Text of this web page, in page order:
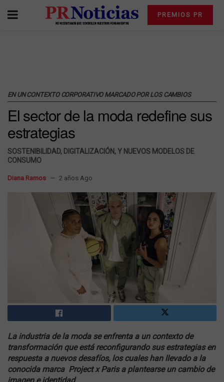
PREMIOS PR
EN UN CONTEXTO CORPORATIVO MARCADO POR LOS CAMBIOS
El sector de la moda redefine sus
estrategias
SOSTENIBILIDAD, DIGITALIZACIÓN, Y NUEVOS MODELOS DE
CONSUMO
Diana Ramos 2 años Ago
La industria de la moda se enfrenta a un contexto de
transformación que está reconfigurando sus estrategias en
respuesta a nuevos desafíos, los cuales han llevado a la
conocida marca Project x Paris a plantearse un cambio de